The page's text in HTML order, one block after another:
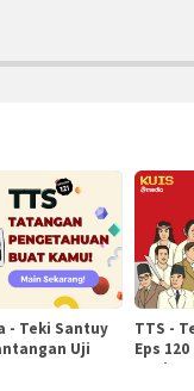
- Teki Santuy
Uji
TTS -
Eps